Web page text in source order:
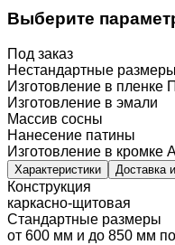
Выберите
Под заказ
Нестандартные размеры
Изготовление в пленке
Изготовление в эмали
Массив сосны
Нанесение патины
Изготовление в кромке
Характеристики Доставка
Конструкция
каркасно-щитовая
Стандартные размеры
от 600 мм и до 850 мм